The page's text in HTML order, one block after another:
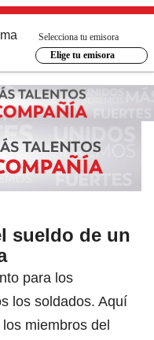
Selecciona tu emisora
Elige tu emisora
sueldo de un
para los
los soldados. Aquí
miembros del